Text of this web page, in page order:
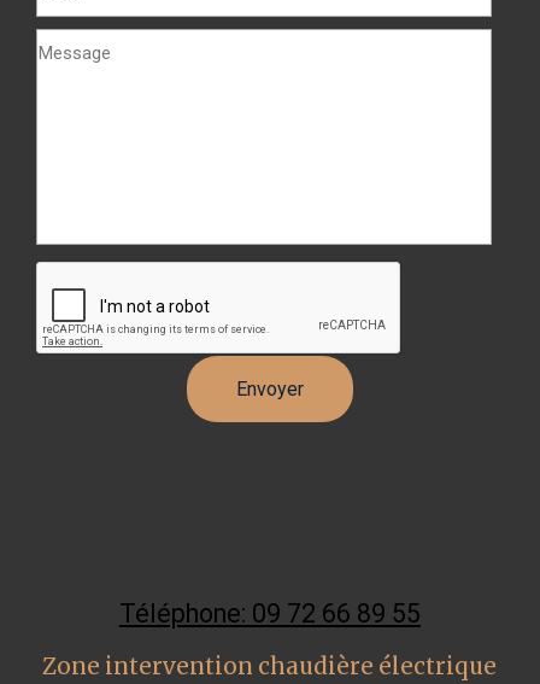
Téléphone: 09 72 66 89 55
Zone intervention chaudière électrique